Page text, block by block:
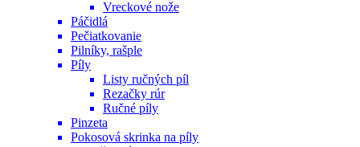
Vreckové nože
Páčidlá
Pečiatkovanie
Pilníky, rašple
Píly
Listy ručných píl
Rezačky rúr
Ručné píly
Pinzeta
Pokosová skrinka na píly